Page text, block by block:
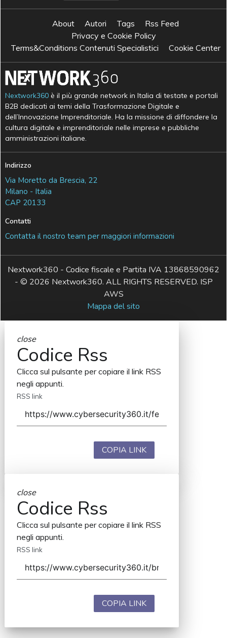
About Autori Tags
Rss Feed
Privacy e Cookie Policy
Terms&Conditions Contenuti Specialistici
Cookie Center
Nextwork360 è il più grande network in Italia di testate e portali
B2B dedicati ai temi della Trasformazione Digitale e
dell’Innovazione Imprenditoriale. Ha la missione di diffondere la
cultura digitale e imprenditoriale nelle imprese e pubbliche
amministrazioni italiane.
Indirizzo
Via Moretto da Brescia, 22
Milano - Italia
CAP 20133
Contatti
Contatta il nostro team per maggiori informazioni
Nextwork360 - Codice fiscale e Partita IVA 13868590962
- © 2026 Nextwork360. ALL RIGHTS RESERVED. ISP
AWS
Mappa del sito
close
Codice Rss
Clicca sul pulsante per copiare il link RSS
negli appunti.
RSS link
COPIA LINK
close
Codice Rss
Clicca sul pulsante per copiare il link RSS
negli appunti.
RSS link
COPIA LINK